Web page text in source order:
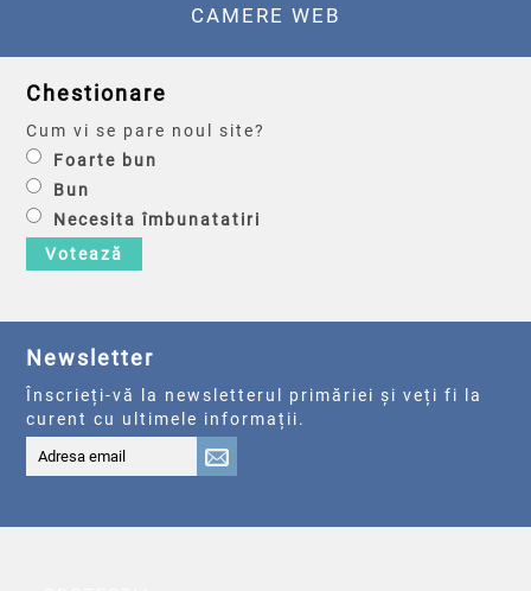
CAMERE WEB
Chestionare
Cum vi se pare noul site?
Foarte bun
Bun
Necesita îmbunatatiri
Votează
Newsletter
Înscrieți-vă la newsletterul primăriei și veți fi la
curent cu ultimele informații.